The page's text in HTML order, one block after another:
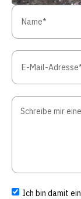
Ich bin damit